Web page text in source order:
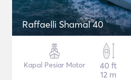
Raffaelli Shamal 40
Kapal Pesiar Motor
40 ft
12 m